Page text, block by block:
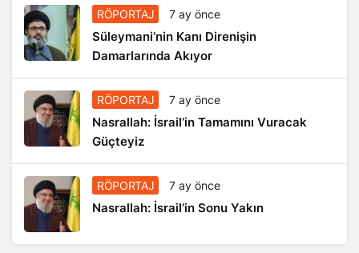
RÖPORTAJ 7 ay önce
Süleymani’nin Kanı Direnişin
Damarlarında Akıyor
RÖPORTAJ 7 ay önce
Nasrallah: İsrail’in Tamamını Vuracak
Güçteyiz
RÖPORTAJ 7 ay önce
Nasrallah: İsrail’in Sonu Yakın